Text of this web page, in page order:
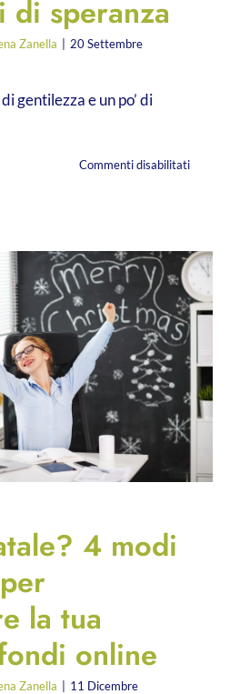
di speranza
Zanella
20 Settembre
gentilezza e un po’ di
Commenti disabilitatisu
2020?
Parole
delicate,
messaggi
di
4 modi
la tua
online
Zanella
11 Dicembre